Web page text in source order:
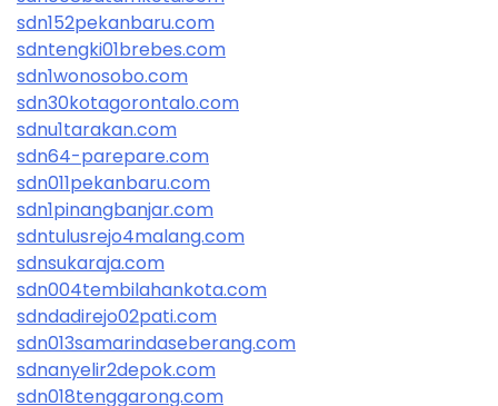
sdn152pekanbaru.com
sdntengki01brebes.com
sdn1wonosobo.com
sdn30kotagorontalo.com
sdnu1tarakan.com
sdn64-parepare.com
sdn011pekanbaru.com
sdn1pinangbanjar.com
sdntulusrejo4malang.com
sdnsukaraja.com
sdn004tembilahankota.com
sdndadirejo02pati.com
sdn013samarindaseberang.com
sdnanyelir2depok.com
sdn018tenggarong.com